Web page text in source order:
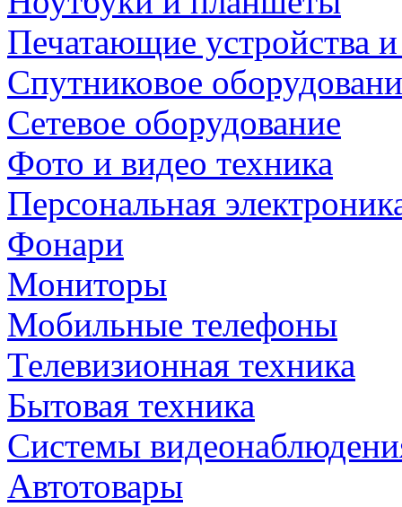
Печатающие устройства
Спутниковое
Сетевое оборудование
Фото и видео техника
Персональная
Фонари
Мониторы
Мобильные телефоны
Телевизионная техника
Бытовая техника
Cистемы
Автотовары